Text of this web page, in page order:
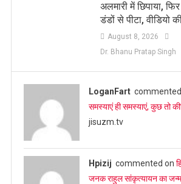
अलमारी में छिपाया,
डंडों से पीटा, वीडियो
August 8, 2026
Dr. Bhanu Pratap Singh
LoganFart
समस्याएं ही समस्याएं, कुछ तो
jisuzm.tv
Hpizij commented on
जनक राहुल सांकृत्यायन का